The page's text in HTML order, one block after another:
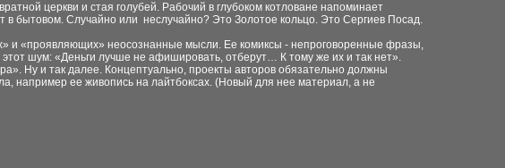
церкви и стая голубей. Рабочий в глубоком котловане напоминает
в бытовом. Случайно или неслучайно? Это Золотое кольцо. Это Сергиев Посад.
и «проявляющих» неосознанные мысли. Ее комиксы - непроговоренные фразы,
шум: «Деньги лучше не афишировать, отберут… К тому же их и так нет».
Ну и так далее. Концептуально, проекты авторов обязательно должны
например ее живопись на лайтбоксах. (Новый для нее материал, а не